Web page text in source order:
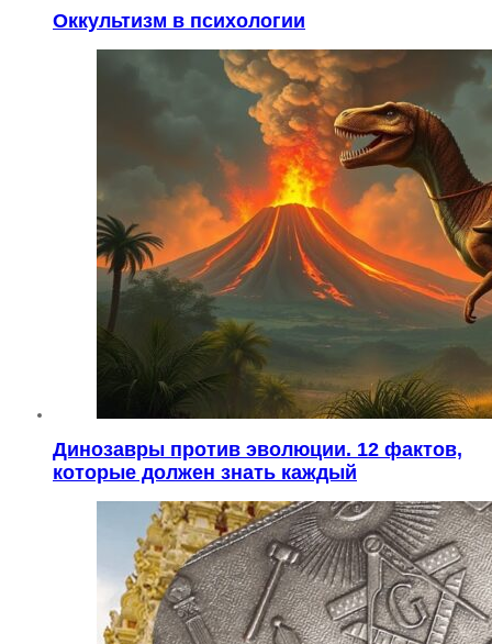
Оккультизм в психологии
Динозавры против эволюции. 12 фактов,
которые должен знать каждый